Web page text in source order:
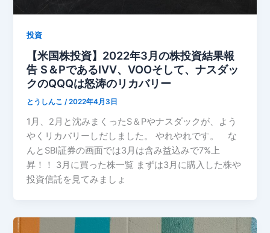
投資
【米国株投資】2022年3月の株投資結果報
告 S＆PであるIVV、VOOそして、ナスダッ
クのQQQは怒涛のリカバリー
とうしんこ/2022年4月3日
1月、2月と沈みまくったS＆Pやナスダックが、よう
やくリカバリーしだしました。 やれやれです。 な
んとSBI証券の画面では3月は含み益込みで7%上
昇！！ 3月に買った株一覧 まずは3月に購入した株や
投資信託を見てみましょ